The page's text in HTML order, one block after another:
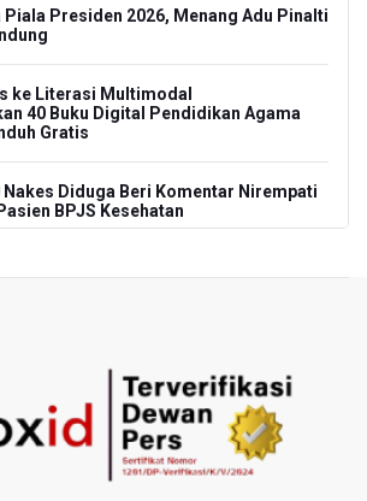
Piala Presiden 2026, Menang Adu Pinalti
ke Literasi Multimodal
40 Buku Digital Pendidikan Agama
Gratis
Nakes Diduga Beri Komentar Nirempati
BPJS Kesehatan
di Sekolah Swasta di Pondok